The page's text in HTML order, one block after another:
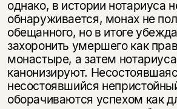
однако, в истории нотариуса
обнаруживается, монах не
обещанного, но в итоге
захоронить умершего как
монастыре, а затем
канонизируют.
несостоявшийся
оборачиваются успехом как